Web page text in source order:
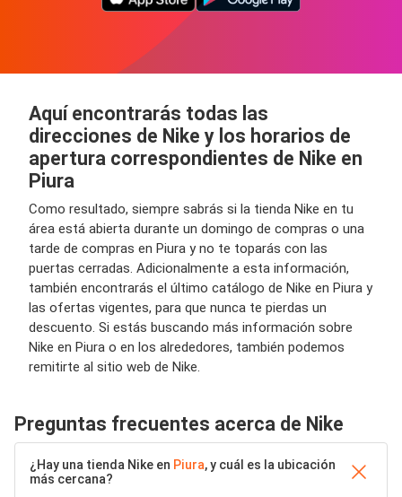
Aquí encontrarás todas las
direcciones de Nike y los horarios de
apertura correspondientes de Nike en
Piura
Como resultado, siempre sabrás si la tienda Nike en tu
área está abierta durante un domingo de compras o una
tarde de compras en Piura y no te toparás con las
puertas cerradas. Adicionalmente a esta información,
también encontrarás el último catálogo de Nike en Piura y
las ofertas vigentes, para que nunca te pierdas un
descuento. Si estás buscando más información sobre
Nike en Piura o en los alrededores, también podemos
remitirte al sitio web de Nike.
Preguntas frecuentes acerca de Nike
¿Hay una tienda Nike en Piura, y cuál es la ubicación
más cercana?